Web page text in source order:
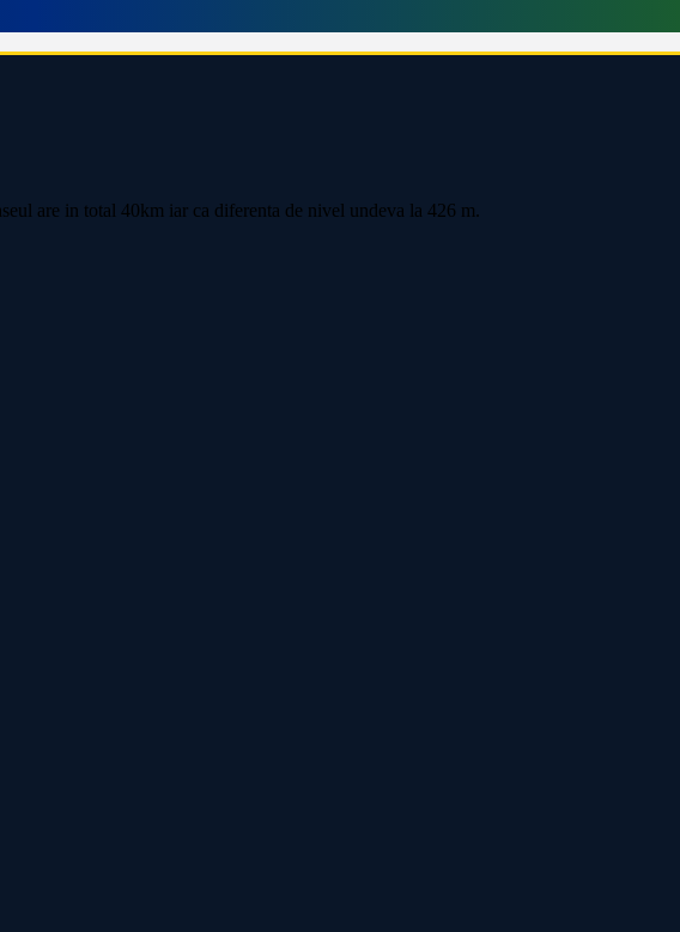
are in total 40km iar ca diferenta de nivel undeva la 426 m.